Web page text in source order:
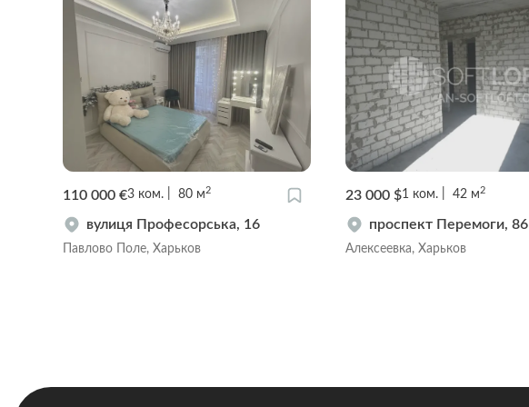
110 000 €3 ком. 80 м2
вулиця Професорська, 16
Павлово Поле, Харьков
23 000 $1 ком. 42 м2
проспект Перемоги, 86
Алексеевка, Харьков